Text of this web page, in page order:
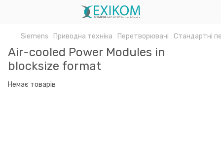
Siemens Приводна техніка Перетворювачі Стандартні
Air-cooled Power Modules in
blocksize format
Немає товарів